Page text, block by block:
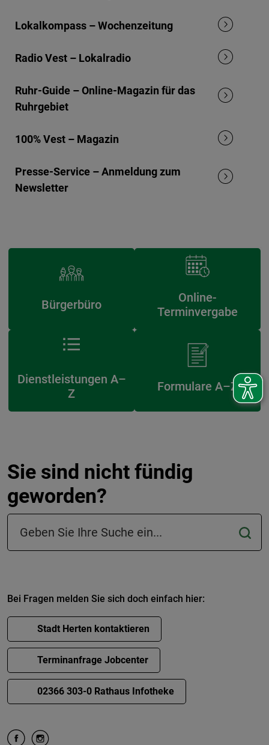
Lokalkompass – Wochenzeitung
Radio Vest – Lokalradio
Ruhr-Guide – Online-Magazin für das
Ruhrgebiet
100% Vest – Magazin
Presse-Service – Anmeldung zum
Newsletter
Bürgerbüro
Online-
Terminvergabe
Dienstleistungen A–
Z
Formulare A–Z
Sie sind nicht fündig
geworden?
Suchfeld in der Fußzeile
Bei Fragen melden Sie sich doch einfach hier:
Stadt Herten kontaktieren
Terminanfrage Jobcenter
02366 303-0 Rathaus Infotheke